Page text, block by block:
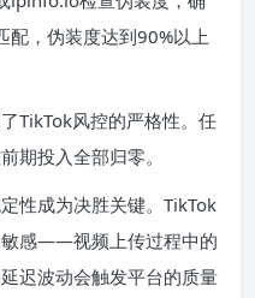
配，伪装度达到90%以上
TikTok风控的严格性。任
期投入全部归零。
性成为决胜关键。TikTok
敏感——视频上传过程中的
迟波动会触发平台的质量